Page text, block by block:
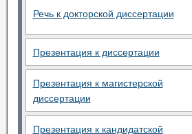
Речь к докторской диссертации
Презентация к диссертации
Презентация к магистерской
диссертации
Презентация к кандидатской